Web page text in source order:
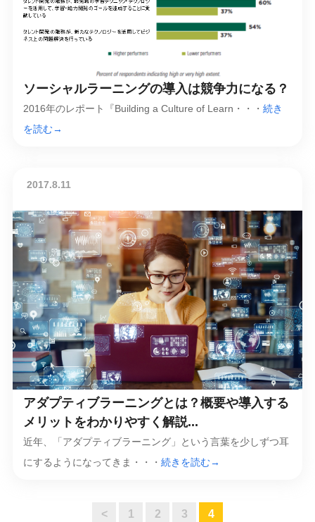
ソーシャルラーニングの導入は競争力になる？
2016年のレポート『Building a Culture of Learn・・・ 続き
を読む→
2017.8.11
アダプティブラーニングとは？概要や導入する
メリットをわかりやすく解説...
近年、「アダプティブラーニング」という言葉を少しずつ耳
にするようになってきま・・・ 続きを読む→
< 1 2 3 4